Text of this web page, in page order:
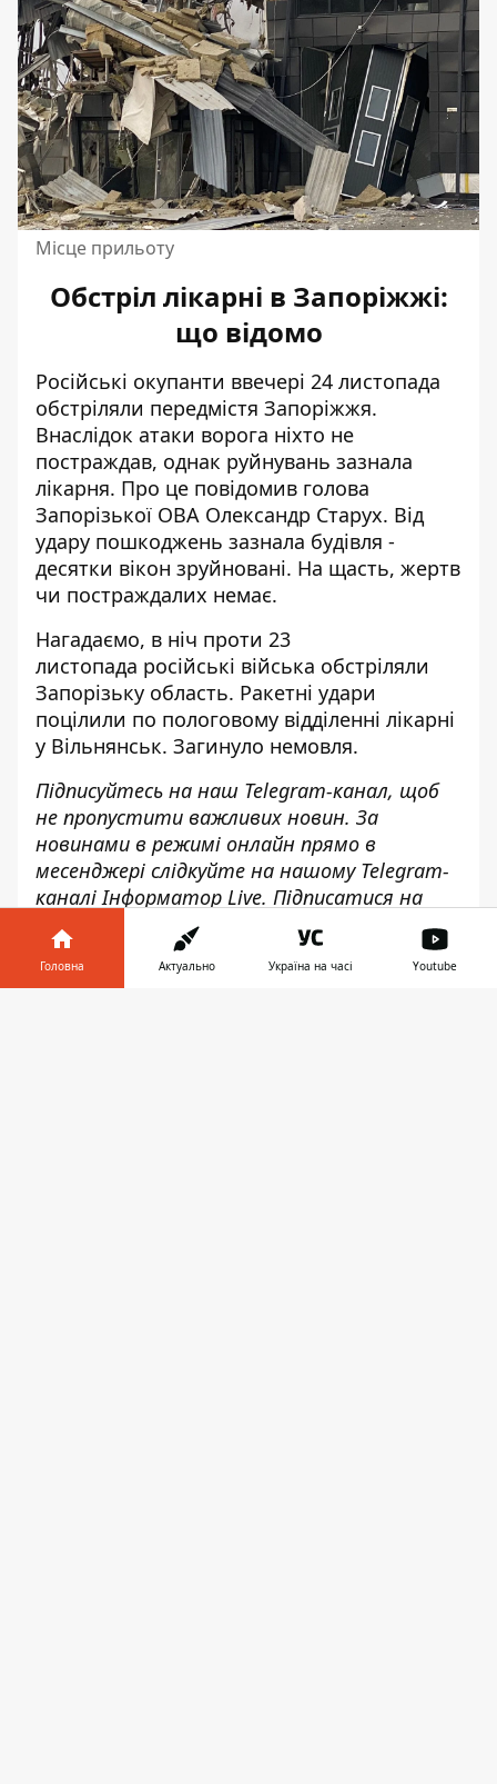
Місце прильоту
Обстріл лікарні в Запоріжжі:
що відомо
Російські окупанти ввечері 24 листопада
обстріляли передмістя Запоріжжя.
Внаслідок атаки ворога ніхто не
постраждав, однак руйнувань зазнала
лікарня. Про це повідомив голова
Запорізької ОВА Олександр Старух. Від
удару пошкоджень зазнала будівля -
десятки вікон зруйновані. На щасть, жертв
чи постраждалих немає.
Нагадаємо, в ніч проти 23
листопада російські війська обстріляли
Запорізьку область. Ракетні удари
поцілили по пологовому відділенні лікарні
у Вільнянськ. Загинуло немовля.
Підписуйтесь на наш Telegram-канал, щоб
не пропустити важливих новин. За
новинами в режимі онлайн прямо в
месенджері слідкуйте на нашому Telegram-
каналіІнформатор Live. Підписатися на
канал у Viber можна
Головна Актуально Україна на часі Youtube